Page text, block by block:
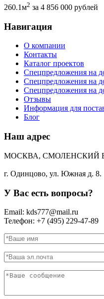
260.1м2 за 4 856 000 рублей
Навигация
О компании
Контакты
Каталог проектов
Спецпредложения на
Спецпредложения на
Спецпредложения на
Отзывы
Информация для
Блог
Наш адрес
МОСКВА, СМОЛЕНСКИЙ
г. Одинцово, ул. Южная д. 8.
У Вас есть вопросы?
Email: kds777@mail.ru
Телефон: +7 (495) 229-47-89